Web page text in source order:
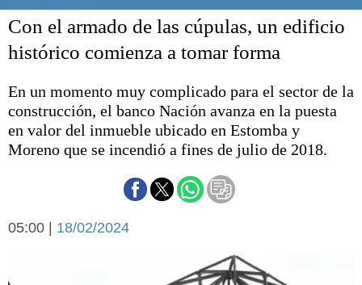
El mundo
Deportes
Escenario Olímpico
Liga del Sur
Básquetbol
Fútbol
Federal A
Aplausos
Con el campo
Con el armado de las cúpulas, un edificio
histórico comienza a tomar forma
En un momento muy complicado para el sector de la
construcción, el banco Nación avanza en la puesta
en valor del inmueble ubicado en Estomba y
Moreno que se incendió a fines de julio de 2018.
05:00 | 18/02/2024